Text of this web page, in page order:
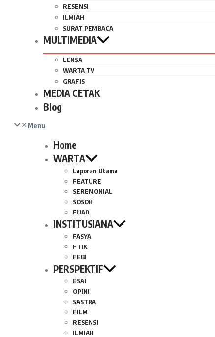
RESENSI
ILMIAH
SURAT PEMBACA
MULTIMEDIA
LENSA
WARTA TV
GRAFIS
MEDIA CETAK
Blog
Menu
Home
WARTA
Laporan Utama
FEATURE
SEREMONIAL
SOSOK
FUAD
INSTITUSIANA
FASYA
FTIK
FEBI
PERSPEKTIF
ESAI
OPINI
SASTRA
FILM
RESENSI
ILMIAH